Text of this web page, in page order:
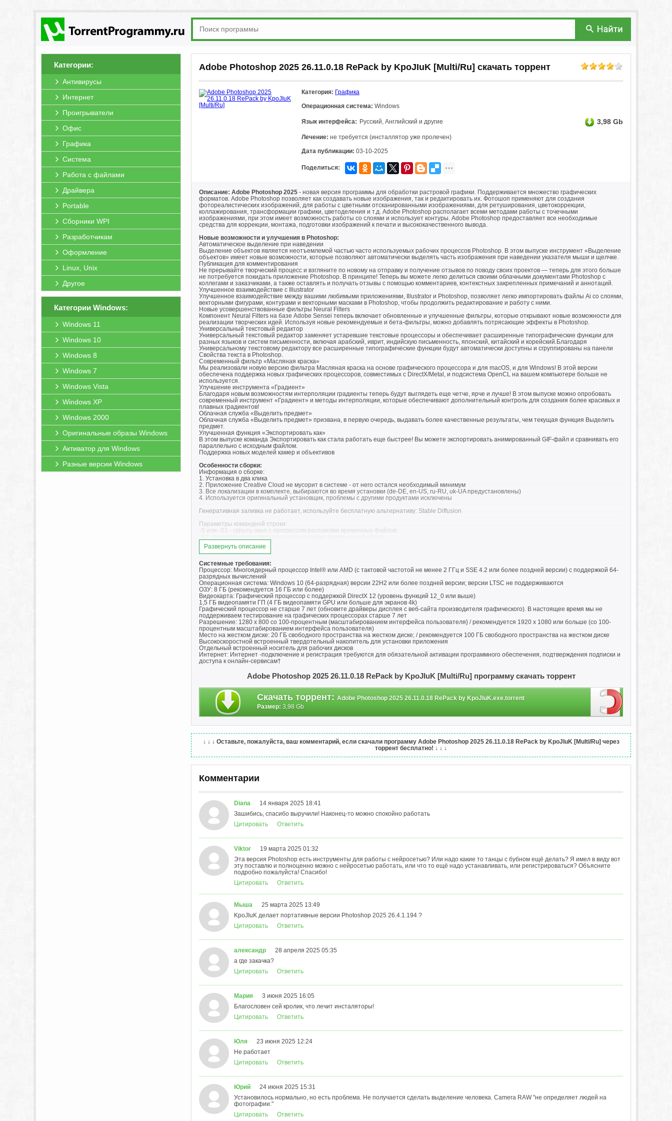
Категории:
Антивирусы
Интернет
Проигрыватели
Офис
Графика
Система
Работа с файлами
Драйвера
Portable
Сборники WPI
Разработчикам
Оформление
Linux, Unix
Другое
Категории Windows:
Windows 11
Windows 10
Windows 8
Windows 7
Windows Vista
Windows XP
Windows 2000
Оригинальные образы Windows
Активатор для Windows
Разные версии Windows
Adobe Photoshop 2025 26.11.0.18 RePack by KpoJIuK [Multi/Ru] скачать торрент
Категория: Графика
Операционная система: Windows
Язык интерфейса: Русский, Английский и другие 3,98 Gb
Лечение: не требуется (инсталлятор уже пролечен)
Дата публикации: 03-10-2025
Поделиться:
Описание: Adobe Photoshop 2025 - новая версия программы для обработки растровой графики. Поддерживается множество графических
форматов. Adobe Photoshop позволяет как создавать новые изображения, так и редактировать их. Фотошоп применяют для создания
фотореалистических изображений, для работы с цветными отсканированными изображениями, для ретуширования, цветокоррекции,
коллажирования, трансформации графики, цветоделения и т.д. Adobe Photoshop располагает всеми методами работы с точечными
изображениями, при этом имеет возможность работы со слоями и использует контуры. Adobe Photoshop предоставляет все необходимые
средства для коррекции, монтажа, подготовки изображений к печати и высококачественного вывода.
Новые возможности и улучшения в Photoshop:
Автоматическое выделение при наведении
Выделение объектов является неотъемлемой частью часто используемых рабочих процессов Photoshop. В этом выпуске инструмент «Выделение
объектов» имеет новые возможности, которые позволяют автоматически выделять часть изображения при наведении указателя мыши и щелчке.
Публикация для комментирования
Не прерывайте творческий процесс и взгляните по новому на отправку и получение отзывов по поводу своих проектов — теперь для этого больше
не потребуется покидать приложение Photoshop. В принципе! Теперь вы можете легко делиться своими облачными документами Photoshop с
коллегами и заказчиками, а также оставлять и получать отзывы с помощью комментариев, контекстных закрепленных примечаний и аннотаций.
Улучшенное взаимодействие с Illustrator
Улучшенное взаимодействие между вашими любимыми приложениями, Illustrator и Photoshop, позволяет легко импортировать файлы Ai со слоями,
векторными фигурами, контурами и векторными масками в Photoshop, чтобы продолжить редактирование и работу с ними.
Новые усовершенствованные фильтры Neural Filters
Компонент Neural Filters на базе Adobe Sensei теперь включает обновленные и улучшенные фильтры, которые открывают новые возможности для
реализации творческих идей. Используя новые рекомендуемые и бета-фильтры, можно добавлять потрясающие эффекты в Photoshop.
Универсальный текстовый редактор
Универсальный текстовый редактор заменяет устаревшие текстовые процессоры и обеспечивает расширенные типографические функции для
разных языков и систем письменности, включая арабский, иврит, индийскую письменность, японский, китайский и корейский.Благодаря
Универсальному текстовому редактору все расширенные типографические функции будут автоматически доступны и сгруппированы на панели
Свойства текста в Photoshop.
Современный фильтр «Масляная краска»
Мы реализовали новую версию фильтра Масляная краска на основе графического процессора и для macOS, и для Windows! В этой версии
обеспечена поддержка новых графических процессоров, совместимых с DirectX/Metal, и подсистема OpenCL на вашем компьютере больше не
используется.
Улучшение инструмента «Градиент»
Благодаря новым возможностям интерполяции градиенты теперь будут выглядеть еще четче, ярче и лучше! В этом выпуске можно опробовать
современный инструмент «Градиент» и методы интерполяции, которые обеспечивают дополнительный контроль для создания более красивых и
плавных градиентов!
Облачная служба «Выделить предмет»
Облачная служба «Выделить предмет» призвана, в первую очередь, выдавать более качественные результаты, чем текущая функция Выделить
предмет.
Улучшенная функция «Экспортировать как»
В этом выпуске команда Экспортировать как стала работать еще быстрее! Вы можете экспортировать анимированный GIF-файл и сравнивать его
параллельно с исходным файлом.
Поддержка новых моделей камер и объективов
Особенности сборки:
Информация о сборке:
1. Установка в два клика
2. Приложение Creative Cloud не мусорит в системе - от него остался необходимый минимум
3. Все локализации в комплекте, выбираются во время установки (de-DE, en-US, ru-RU, uk-UA предустановлены)
4. Используется оригинальный установщик, проблемы с другими продуктами исключены
Генеративная заливка не работает, используйте бесплатную альтернативу: Stable Diffusion
Параметры командной строки:
-S или -S1 - скрыть окно с прогрессом распаковки временных файлов
-S или -S1 или -S2 - обязательный параметр
По умолчанию: C:\Program Files\Adobe\Adobe Photoshop 2024
/XVCR - установить Visual C++ Redistributable Package (необходимы для работы программы)
Пример: INSTALL.EXE -S /XPATH="C:\Program Files\Adobe\Adobe Photoshop 2024"
Решение частых проблем с Adobe CC
Решение частых проблем с Adobe CC
Решение частых проблем с Adobe CC (с сайта KpoJIuK)
Примечание!!! При установке, на первой странице установщика, будет предложено установить рекламное ПО.
Не забудьте снять галочку.
Развернуть описание
Системные требования:
Процессор: Многоядерный процессор Intel® или AMD (с тактовой частотой не менее 2 ГГц и SSE 4.2 или более поздней версии) с поддержкой 64-
разрядных вычислений
Операционная система: Windows 10 (64-разрядная) версии 22H2 или более поздней версии; версии LTSC не поддерживаются
ОЗУ: 8 ГБ (рекомендуется 16 ГБ или более)
Видеокарта: Графический процессор с поддержкой DirectX 12 (уровень функций 12_0 или выше)
1,5 ГБ видеопамяти ГП (4 ГБ видеопамяти GPU или больше для экранов 4k)
Графический процессор не старше 7 лет (обновите драйверы дисплея с веб-сайта производителя графического). В настоящее время мы не
поддерживаем тестирование на графических процессорах старше 7 лет
Разрешение: 1280 x 800 со 100-процентным (масштабированием интерфейса пользователя} / рекомендуется 1920 x 1080 или больше (со 100-
процентным масштабированием интерфейса пользователя)
Место на жестком диске: 20 ГБ свободного пространства на жестком диске; / рекомендуется 100 ГБ свободного пространства на жестком диске
Высокоскоростной встроенный твердотельный накопитель для установки приложения
Отдельный встроенный носитель для рабочих дисков
Интернет: Интернет -подключение и регистрация требуются для обязательной активации программного обеспечения, подтверждения подписки и
доступа к онлайн-сервисам†
Adobe Photoshop 2025 26.11.0.18 RePack by KpoJIuK [Multi/Ru] программу скачать торрент
Скачать торрент: Adobe Photoshop 2025 26.11.0.18 RePack by KpoJIuK.exe.torrent
Размер: 3,98 Gb
↓ ↓ ↓ Оставьте, пожалуйста, ваш комментарий, если скачали программу Adobe Photoshop 2025 26.11.0.18 RePack by KpoJIuK [Multi/Ru] через
торрент бесплатно! ↓ ↓ ↓
Комментарии
Diana
14 января 2025 18:41
Зашибись, спасибо выручили! Наконец-то можно спокойно работать
Цитировать
Ответить
Viktor
19 марта 2025 01:32
Эта версия Photoshop есть инструменты для работы с нейросетью? Или надо какие то танцы с бубном ещё делать? Я имел в виду вот
эту поставлю и полноценно можно с нейросетью работать, или что то ещё надо устанавливать, или регистрироваться? Объясните
подробно пожалуйста! Спасибо!
Цитировать
Ответить
Мыша
25 марта 2025 13:49
KpoJIuK делает портативные версии Photoshop 2025 26.4.1.194 ?
Цитировать
Ответить
александр
28 апреля 2025 05:35
а где закачка?
Цитировать
Ответить
Мария
3 июня 2025 16:05
Благословен сей кролик, что лечит инсталяторы!
Цитировать
Ответить
Юля
23 июня 2025 12:24
Не работает
Цитировать
Ответить
Юрий
24 июня 2025 15:31
Установилось нормально, но есть проблема. Не получается сделать выделение человека. Camera RAW "не определяет людей на
фотографии."
Цитировать
Ответить